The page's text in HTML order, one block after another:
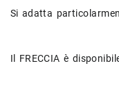
Si adatta
Il FRECCIA è